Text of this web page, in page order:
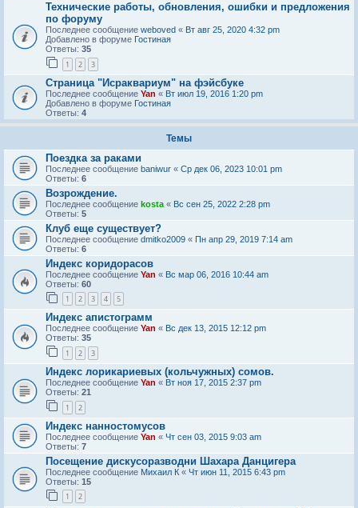
Технические работы, обновления, ошибки и предложения
по форуму
Последнее сообщение weboved « Вт авг 25, 2020 4:32 pm
Добавлено в форуме Гостиная
Ответы: 35
1 2 3
Страница "Исраквариум" на фэйсбуке
Последнее сообщение Yan « Вт июл 19, 2016 1:20 pm
Добавлено в форуме Гостиная
Ответы: 4
Темы
Поездка за раками
Последнее сообщение baniwur « Ср дек 06, 2023 10:01 pm
Ответы: 6
Возрождение.
Последнее сообщение kosta « Вс сен 25, 2022 2:28 pm
Ответы: 5
Клуб еще существует?
Последнее сообщение dmitko2009 « Пн апр 29, 2019 7:14 am
Ответы: 6
Индекс коридорасов
Последнее сообщение Yan « Вс мар 06, 2016 10:44 am
Ответы: 60
1 2 3 4 5
Индекс апистограмм
Последнее сообщение Yan « Вс дек 13, 2015 12:12 pm
Ответы: 35
1 2 3
Индекс лорикариевых (кольчужных) сомов.
Последнее сообщение Yan « Вт ноя 17, 2015 2:37 pm
Ответы: 21
1 2
Индекс нанностомусов
Последнее сообщение Yan « Чт сен 03, 2015 9:03 am
Ответы: 7
Посещение дискусоразводни Шахара Данцигера
Последнее сообщение Михаил К « Чт июн 11, 2015 6:43 pm
Ответы: 15
1 2